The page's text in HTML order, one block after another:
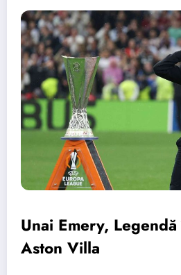
Unai Emery,
Aston Villa